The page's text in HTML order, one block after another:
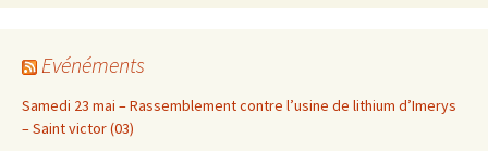
Evénéments
Samedi 23 mai – Rassemblement contre l’usine de lithium d’Imerys
– Saint victor (03)